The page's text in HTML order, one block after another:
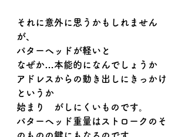
それに意外に思うかもしれません
が、
パターヘッドが軽いと
なぜか…本能的になんでしょうか
アドレスからの動き出しにきっかけ
というか
始まり　がしにくいものです。
パターヘッド重量はストロークのそ